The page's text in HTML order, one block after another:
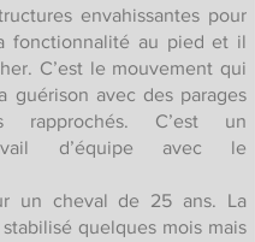
envahissantes pour
fonctionnalité au pied et il
C’est le mouvement qui
guérison avec des parages
rapprochés. C’est un
d’équipe avec le
un cheval de 25 ans. La
quelques mois mais